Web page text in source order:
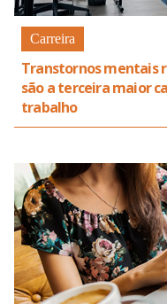
Carreira
Transtornos mentais
são a terceira maior
trabalho